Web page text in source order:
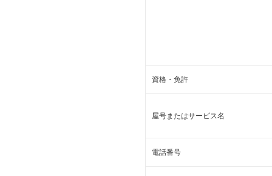
資格・免許
屋号またはサービス名
電話番号